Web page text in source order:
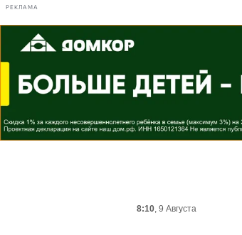
РЕКЛАМА
8:10, 9 Августа